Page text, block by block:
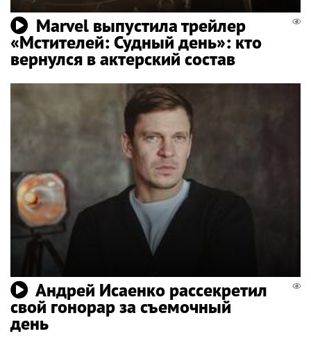
Marvel выпустила трейлер
«Мстителей: Судный день»: кто
вернулся в актерский состав
Андрей Исаенко рассекретил
свой гонорар за съемочный
день